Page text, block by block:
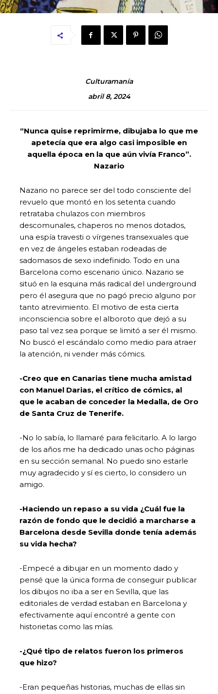
Culturamanía
abril 8, 2024
“Nunca quise reprimirme, dibujaba lo que me
apetecía que era algo casi imposible en
aquella época en la que aún vivía Franco”.
Nazario
Nazario no parece ser del todo consciente del
revuelo que montó en los setenta cuando
retrataba chulazos con miembros
descomunales, chaperos no menos dotados,
una espía travesti o vírgenes transexuales que
en vez de ángeles estaban rodeadas de
sadomasos de sexo indefinido. Todo en una
Barcelona como escenario único. Nazario se
situó en la esquina más radical del underground
pero él asegura que no pagó precio alguno por
tanto atrevimiento. El motivo de esta cierta
inconsciencia sobre el alboroto que dejó a su
paso tal vez sea porque se limitó a ser él mismo.
No buscó el escándalo como medio para atraer
la atención, ni vender más cómics.
-Creo que en Canarias tiene mucha amistad
con Manuel Darias, el crítico de cómics, al
que le acaban de conceder la Medalla, de Oro
de Santa Cruz de Tenerife.
-No lo sabía, lo llamaré para felicitarlo. A lo largo
de los años me ha dedicado unas ocho páginas
en su sección semanal. No puedo sino estarle
muy agradecido y sí es cierto, lo considero un
amigo.
-Haciendo un repaso a su vida ¿Cuál fue la
razón de fondo que le decidió a marcharse a
Barcelona desde Sevilla donde tenía además
su vida hecha?
-Empecé a dibujar en un momento dado y
pensé que la única forma de conseguir publicar
los dibujos no iba a ser en Sevilla, que las
editoriales de verdad estaban en Barcelona y
efectivamente aquí encontré a gente con
historietas como las mías.
-¿Qué tipo de relatos fueron los primeros
que hizo?
-Eran pequeñas historias, muchas de ellas sin